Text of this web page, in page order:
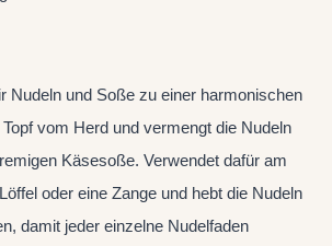
Nudeln und Soße zu einer harmonischen
vom Herd und vermengt die Nudeln
Käsesoße. Verwendet dafür am
oder eine Zange und hebt die Nudeln
damit jeder einzelne Nudelfaden